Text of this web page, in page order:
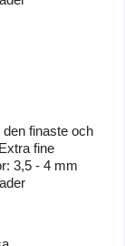
finaste och
fine
3,5 - 4 mm